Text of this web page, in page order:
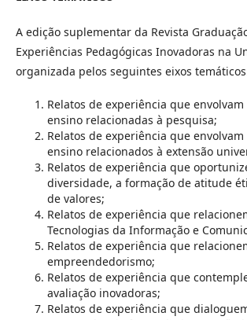
A edição suplementar da Revista
Experiências Pedagógicas Inovadoras na
organizada pelos seguintes eixos
Relatos de experiência que
ensino relacionadas à pesquisa;
Relatos de experiência que
ensino relacionados à extensão
Relatos de experiência que
diversidade, a formação de atitude
de valores;
Relatos de experiência que
Tecnologias da Informação e
Relatos de experiência que
empreendedorismo;
Relatos de experiência que
avaliação inovadoras;
Relatos de experiência que